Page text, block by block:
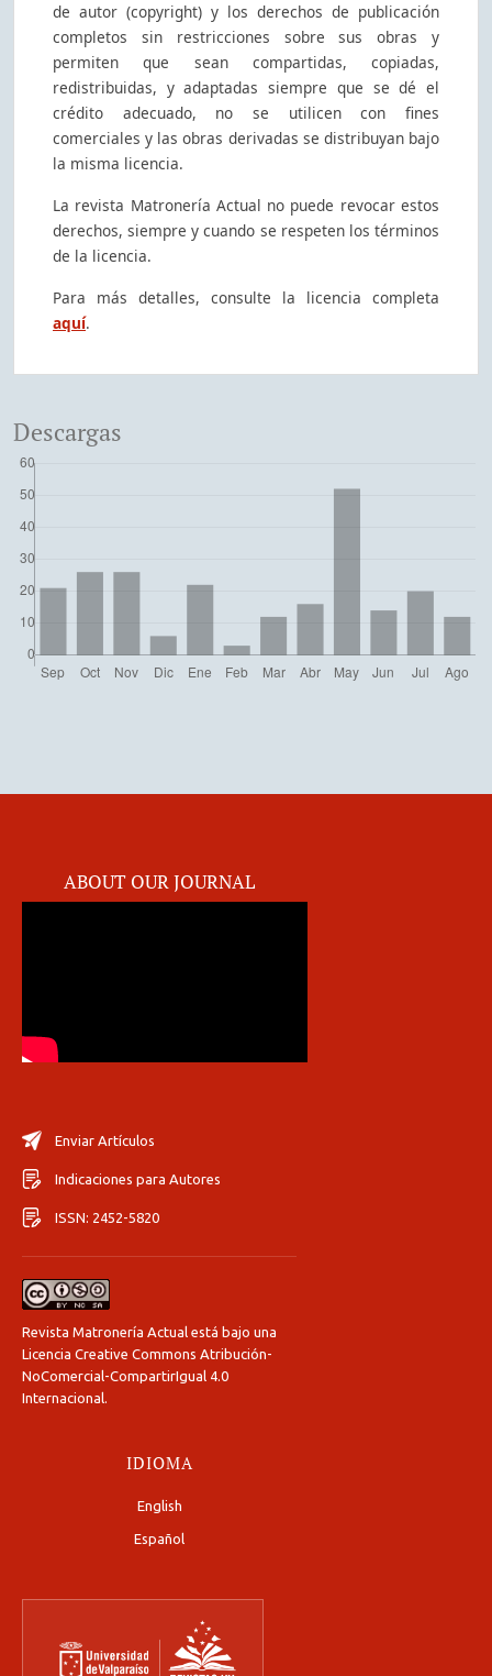
de autor (copyright) y los derechos de publicación
completos sin restricciones sobre sus obras y
permiten que sean compartidas, copiadas,
redistribuidas, y adaptadas siempre que se dé el
crédito adecuado, no se utilicen con fines
comerciales y las obras derivadas se distribuyan bajo
la misma licencia.
La revista Matronería Actual no puede revocar estos
derechos, siempre y cuando se respeten los términos
de la licencia.
Para más detalles, consulte la licencia completa
aquí.
Descargas
ABOUT OUR JOURNAL
Enviar Artículos
Indicaciones para Autores
ISSN: 2452-5820
Revista Matronería Actual está bajo una
Licencia Creative Commons Atribución-
NoComercial-CompartirIgual 4.0
Internacional.
IDIOMA
English
Español